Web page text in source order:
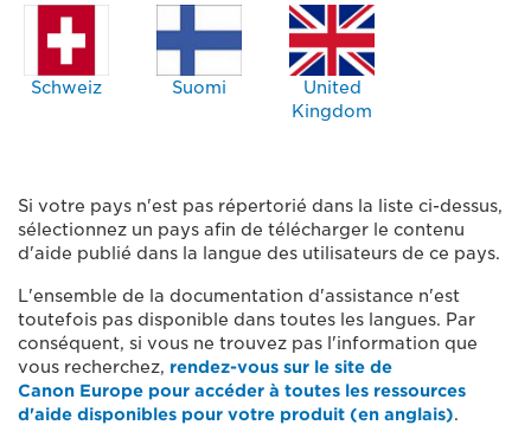
Schweiz Suomi
United
Kingdom
Si votre pays n'est pas répertorié dans la liste ci-dessus,
sélectionnez un pays afin de télécharger le contenu
d'aide publié dans la langue des utilisateurs de ce pays.
L'ensemble de la documentation d'assistance n'est
toutefois pas disponible dans toutes les langues. Par
conséquent, si vous ne trouvez pas l'information que
vous recherchez, rendez-vous sur le site de
Canon Europe pour accéder à toutes les ressources
d'aide disponibles pour votre produit (en anglais).